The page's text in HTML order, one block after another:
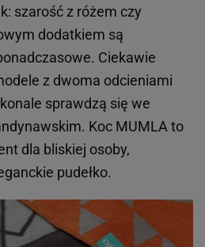
szarość z różem czy
dodatkiem są
Ciekawie
z dwoma odcieniami
sprawdzą się we
Koc MUMLA to
dla bliskiej osoby,
pudełko.